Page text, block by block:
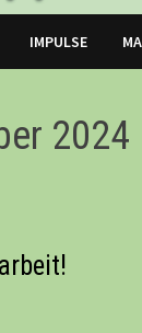
IMPULSE
2024